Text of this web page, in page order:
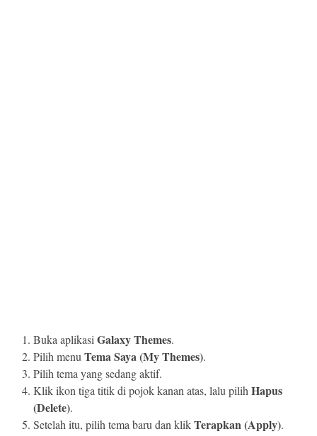
Buka aplikasi Galaxy Themes.
Pilih menu Tema Saya (My Themes).
Pilih tema yang sedang aktif.
Klik ikon tiga titik di pojok kanan atas, lalu pilih Hapus
(Delete).
Setelah itu, pilih tema baru dan klikTerapkan (Apply).